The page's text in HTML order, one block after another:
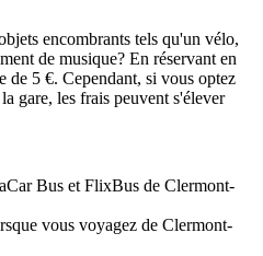
encombrants tels qu'un vélo,
de musique? En réservant en
de 5 €. Cependant, si vous optez
gare, les frais peuvent s'élever
Bus et FlixBus de Clermont-
vous voyagez de Clermont-